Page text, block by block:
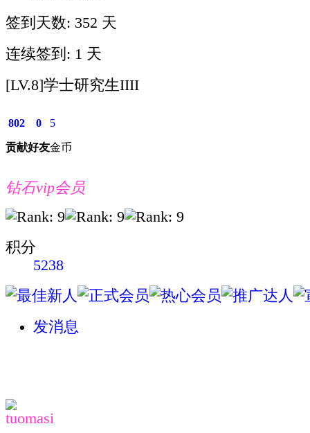
签到天数: 352 天
连续签到: 1 天
[LV.8]学士研究生IIII
802
贡献
0
好友
5
金币
钻石vip会员
积分
5238
发消息
tuomasi